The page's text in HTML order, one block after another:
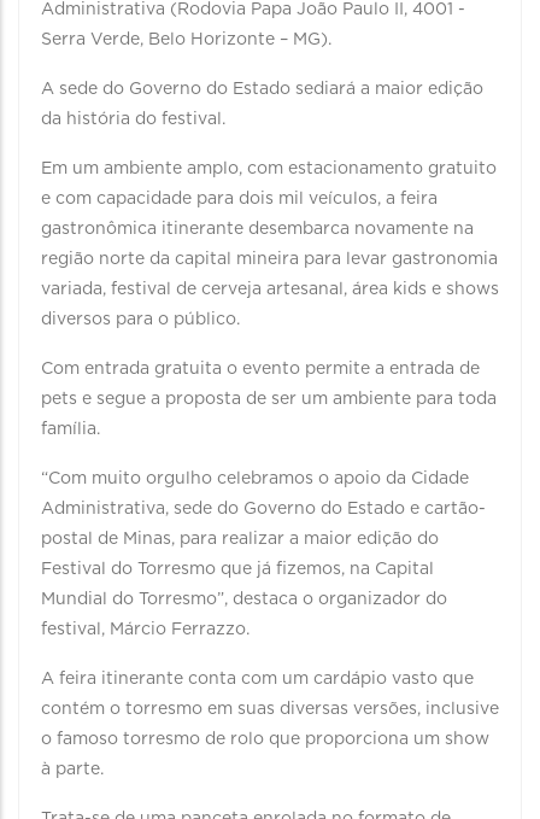
Administrativa (Rodovia Papa João Paulo II, 4001 -
Serra Verde, Belo Horizonte – MG).
A sede do Governo do Estado sediará a maior edição
da história do festival.
Em um ambiente amplo, com estacionamento gratuito
e com capacidade para dois mil veículos, a feira
gastronômica itinerante desembarca novamente na
região norte da capital mineira para levar gastronomia
variada, festival de cerveja artesanal, área kids e shows
diversos para o público.
Com entrada gratuita o evento permite a entrada de
pets e segue a proposta de ser um ambiente para toda
família.
“Com muito orgulho celebramos o apoio da Cidade
Administrativa, sede do Governo do Estado e cartão-
postal de Minas, para realizar a maior edição do
Festival do Torresmo que já fizemos, na Capital
Mundial do Torresmo”, destaca o organizador do
festival, Márcio Ferrazzo.
A feira itinerante conta com um cardápio vasto que
contém o torresmo em suas diversas versões, inclusive
o famoso torresmo de rolo que proporciona um show
à parte.